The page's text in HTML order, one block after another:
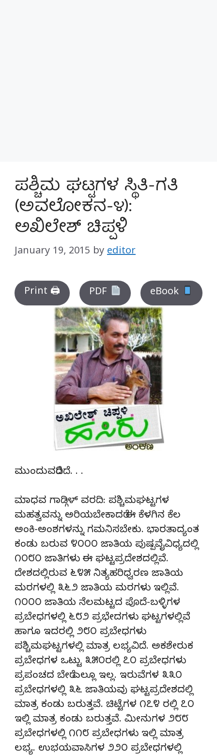
ಪಶ್ಚಿಮ ಘಟ್ಟಗಳ ಸ್ಥಿತಿ-ಗತಿ
(ಅವಲೋಕನ-೪):
ಅಖಿಲೇಶ್ ಚಿಪ್ಪಳಿ
January 19, 2015 by editor
Print 🖨 PDF eBook
ಮುಂದುವರೆದಿದೆ. . .
ಮಾಧವ ಗಾಡ್ಗಿಳ್ ವರದಿ: ಪಶ್ಚಿಮಘಟ್ಟಗಳ
ಮಹತ್ವವನ್ನು ಅರಿಯಬೇಕಾದರೆ ಈ ಕೆಳಗಿನ ಕೆಲ
ಅಂಕಿ-ಅಂಶಗಳನ್ನು ಗಮನಿಸಬೇಕು. ಭಾರತಾದ್ಯಂತ
ಕಂಡು ಬರುವ ೪೦೦೦ ಜಾತಿಯ ಪುಷ್ಪವೈವಿಧ್ಯದಲ್ಲಿ
೧೦೮೦ ಜಾತಿಗಳು ಈ ಘಟ್ಟಪ್ರದೇಶದಲ್ಲಿವೆ.
ದೇಶದಲ್ಲಿರುವ ೬೪೫ ನಿತ್ಯಹರಿಧ್ವರಣ ಜಾತಿಯ
ಮರಗಳಲ್ಲಿ ೩೬೨ ಜಾತಿಯ ಮರಗಳು ಇಲ್ಲಿವೆ.
೧೦೦೦ ಜಾತಿಯ ನೆಲಮಟ್ಟದ ಪೊದೆ-ಬಳ್ಳಿಗಳ
ಪ್ರಬೇಧಗಳಲ್ಲಿ ೬೮೨ ಪ್ರಭೇದಗಳು ಘಟ್ಟಗಳಲ್ಲಿವೆ
ಹಾಗೂ ಇದರಲ್ಲಿ ೨೮೦ ಪ್ರಬೇಧಗಳು
ಪಶ್ಚಿಮಘಟ್ಟಗಳಲ್ಲಿ ಮಾತ್ರ ಲಭ್ಯವಿದೆ. ಅಕಶೇರುಕ
ಪ್ರಬೇಧಗಳ ಒಟ್ಟು ೩೫೦ರಲ್ಲಿ ೭೦ ಪ್ರಬೇಧಗಳು
ಪ್ರಪಂಚದ ಬೇರೆ ಎಲ್ಲೂ ಇಲ್ಲ. ಇರುವೆಗಳ ೩೩೦
ಪ್ರಬೇಧಗಳಲ್ಲಿ ೩೬ ಜಾತಿಯವು ಘಟ್ಟಪ್ರದೇಶದಲ್ಲಿ
ಮಾತ್ರ ಕಂಡು ಬರುತ್ತವೆ. ಚಿಟ್ಟೆಗಳ ೧೭೪ ರಲ್ಲಿ ೭೦
ಇಲ್ಲಿ ಮಾತ್ರ ಕಂಡು ಬರುತ್ತವೆ. ಮೀನುಗಳ ೨೮೮
ಪ್ರಬೇಧಗಳಲ್ಲಿ ೧೧೮ ಪ್ರಬೇಧಗಳು ಇಲ್ಲಿ ಮಾತ್ರ
ಲಭ್ಯ. ಉಭಯವಾಸಿಗಳ ೨೨೦ ಪ್ರಬೇಧಗಳಲ್ಲಿ